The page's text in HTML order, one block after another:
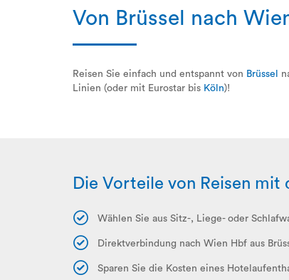
Von Brüssel nach
Reisen Sie einfach und entspannt von Brüssel
Linien (oder mit Eurostar bis Köln)!
Die Vorteile von Reisen mit
Wählen Sie aus Sitz-, Liege- oder
Direktverbindung nach Wien Hbf aus
Sparen Sie die Kosten eines